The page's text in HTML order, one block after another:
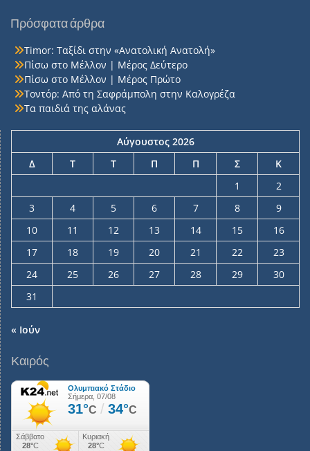
Πρόσφατα άρθρα
Timor: Ταξίδι στην «Ανατολική Ανατολή»
Πίσω στο Μέλλον | Μέρος Δεύτερο
Πίσω στο Μέλλον | Μέρος Πρώτο
Τοντόρ: Από τη Σαφράμπολη στην Καλογρέζα
Τα παιδιά της αλάνας
Αύγουστος 2026
Δ
Τ Τ Π Π Σ
Κ
1
2
3
4 5 6 7 8
9
10
11 12 13 14 15
16
17
18 19 20 21 22
23
24
25 26 27 28 29
30
31
« Ιούν
Καιρός